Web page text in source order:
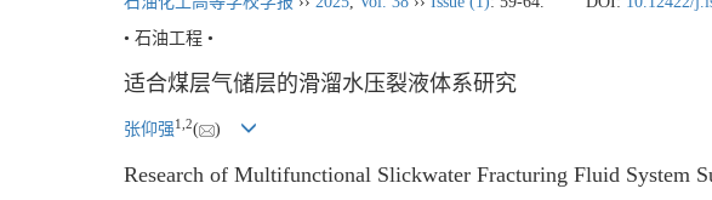
• 石油工程 •
适合煤层气储层的滑溜水压裂液体系研究
张仰强1 2( )
Research of Multifunctional Slickwater Fracturing Fluid System